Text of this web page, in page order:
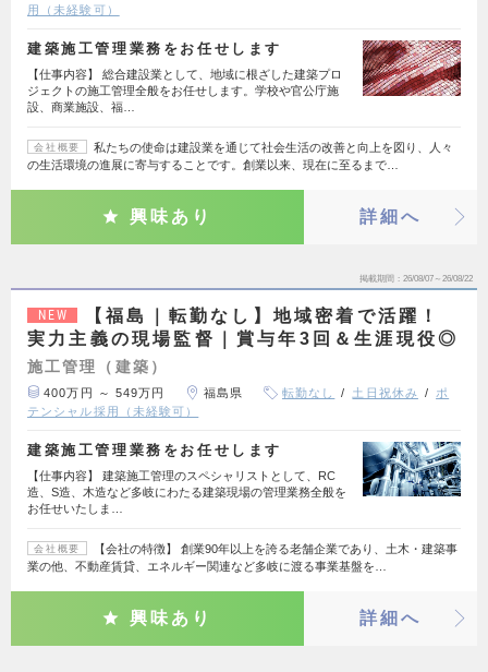
用（未経験可）
建築施工管理業務をお任せします
【仕事内容】 総合建設業として、地域に根ざした建築プロ
ジェクトの施工管理全般をお任せします。学校や官公庁施
設、商業施設、福…
会社概要
私たちの使命は建設業を通じて社会生活の改善と向上を図り、人々
の生活環境の進展に寄与することです。創業以来、現在に至るまで…
興味あり 詳細へ
掲載期間 26/08/07～26/08/22
NEW
【福島｜転勤なし】地域密着で活躍！
実力主義の現場監督｜賞与年3回＆生涯現役◎
施工管理（建築）
400万円 ～ 549万円 福島県 転勤なし 土日祝休み
ポ
テンシャル採用（未経験可）
建築施工管理業務をお任せします
【仕事内容】 建築施工管理のスペシャリストとして、RC
造、S造、木造など多岐にわたる建築現場の管理業務全般を
お任せいたしま…
会社概要
【会社の特徴】 創業90年以上を誇る老舗企業であり、土木・建築事
業の他、不動産賃貸、エネルギー関連など多岐に渡る事業基盤を…
興味あり 詳細へ